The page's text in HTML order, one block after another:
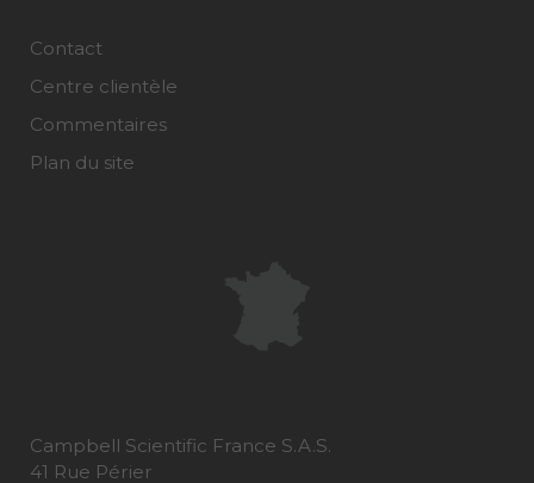
Contact
Centre clientèle
Commentaires
Plan du site
Campbell Scientific France S.A.S.
41 Rue Périer